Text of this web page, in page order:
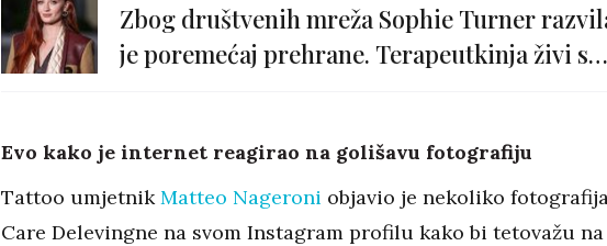
Zbog društvenih mreža Sophie Turner
je poremećaj prehrane. Terapeutkinja živi s
Evo kako je internet reagirao na golišavu fotografiju
Tattoo umjetnikMatteo Nageroni objavio je nekoliko
Care Delevingne na svom Instagram profilu kako bi tetovažu na